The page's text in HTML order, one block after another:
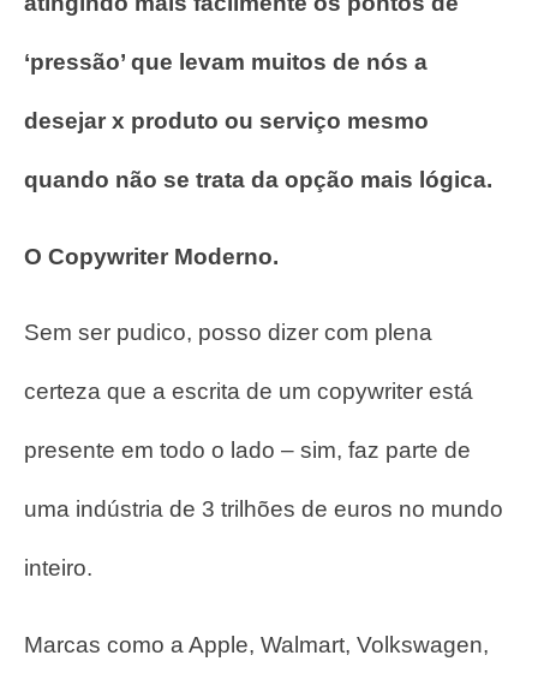
‘pressão’ que levam muitos de nós a
desejar x produto ou serviço mesmo
quando não se trata da opção mais lógica.
O Copywriter Moderno.
Sem ser pudico, posso dizer com plena
certeza que a escrita de um copywriter está
presente em todo o lado – sim, faz parte de
uma indústria de 3 trilhões de euros no mundo
inteiro.
Marcas como a Apple, Walmart, Volkswagen,